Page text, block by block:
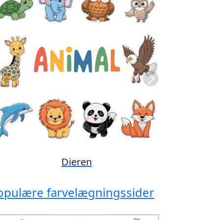
Disney
Previous Next
farvelægningssider